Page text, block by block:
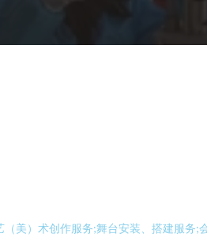
（美）术创作服务;舞台安装、搭建服务